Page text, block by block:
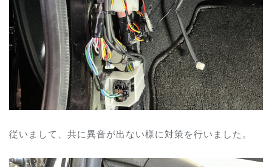
従いまして、共に異音が出ない様に対策を行いました。